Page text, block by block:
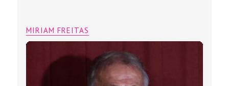
MIRIAM FREITAS